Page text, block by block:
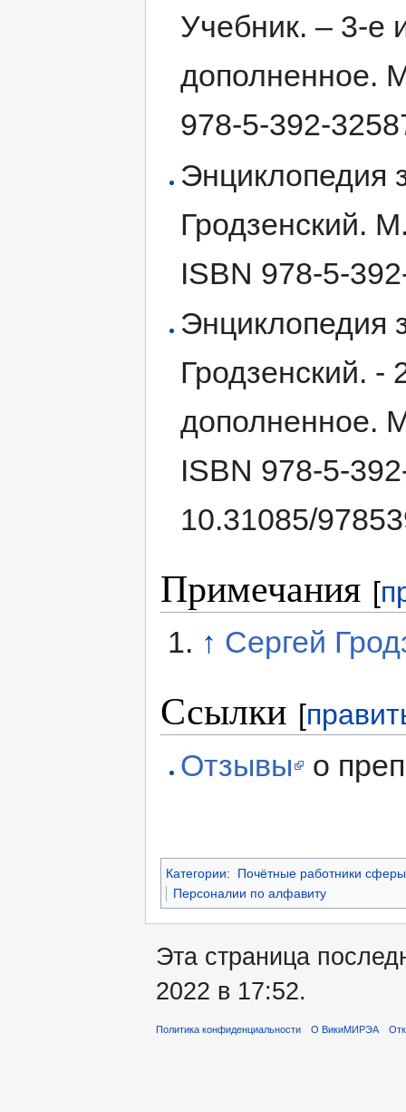
Учебник. – 3-е
дополненное.
978-5-392-
Энциклопедия
Гродзенский.
ISBN 978-5-
Энциклопедия
Гродзенский. -
дополненное.
ISBN 978-5-
10.31085/
Примечания [
↑ Сергей
Ссылки [
Отзывы о
Категории:
Почётные работники
Персоналии по алфавиту
Эта страница
2022 в 17:52.
Политика конфиденциальности О ВикиМИРЭА